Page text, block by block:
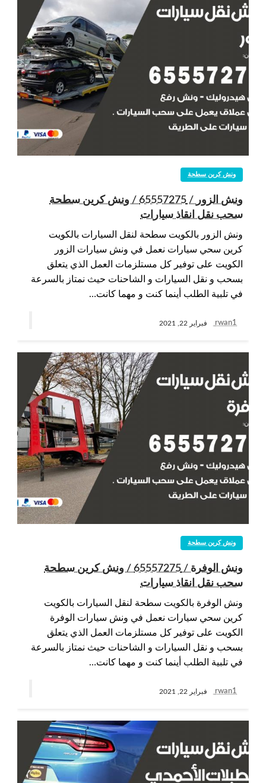
ونش كرين سطحة
ونش الزور / 65557275 / ونش كرين سطحة
سحب نقل انقاذ سيارات
ونش الزور بالكويت سطحة لنقل السيارات بالكويت
كرين سحي سيارات نعمل في ونش سيارات الزور
الكويت على توفير كل مستلزمات العمل الذي يتعلق
بسحب و نقل السيارات و الشاحنات حيث نمتاز بالسرعة
في تلبية الطلب أينما كنت و مهما كانت…
rwan1 فبراير 22, 2021
ونش كرين سطحة
ونش الوفرة / 65557275 / ونش كرين سطحة
سحب نقل انقاذ سيارات
ونش الوفرة بالكويت سطحة لنقل السيارات بالكويت
كرين سحي سيارات نعمل في ونش سيارات الوفرة
الكويت على توفير كل مستلزمات العمل الذي يتعلق
بسحب و نقل السيارات و الشاحنات حيث نمتاز بالسرعة
في تلبية الطلب أينما كنت و مهما كانت…
rwan1 فبراير 22, 2021